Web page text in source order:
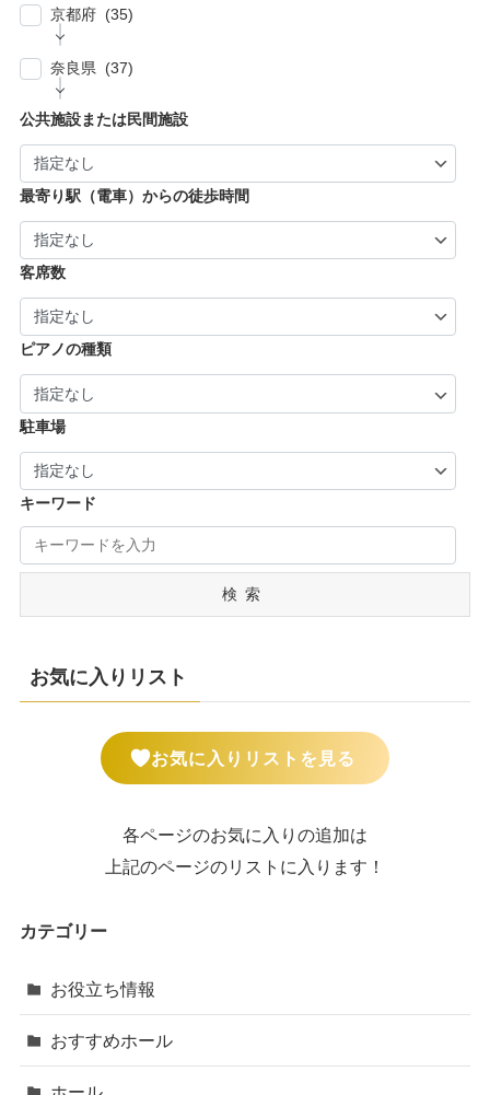
福生市・あきる野市・羽村市 (8)
| … 豊中市・吹田市 ・高槻市・茨木市 (15)
| … 八尾市・寝屋川市・岸和田市・守口市 (5)
河内長野市 (3)
| … 神戸市・芦屋市 (15)
| … 姫路市・明石市・伊丹市 (8)
| … 加古川市・川西市 (4)
京都府 (35)
| … 京都市・宇治市 (16)
市・京丹後市 (6)
| … 福知山市・城陽市・京田辺市・木津川市 (9)
| … 長岡京市・亀岡市・舞鶴市 (4)
奈良県 (37)
| … 奈良市・橿原市・生駒市・生駒郡 (21)
| … 葛城市・平群町・王寺町・大和高田市 (6)
| … 御所市・五條市・宇陀市 (3)
公共施設または民間施設
最寄り駅（電車）からの徒歩時間
客席数
ピアノの種類
駐車場
キーワード
検索
お気に入りリスト
お気に入りリストを見る
各ページのお気に入りの追加は
上記のページのリストに入ります！
カテゴリー
お役立ち情報
おすすめホール